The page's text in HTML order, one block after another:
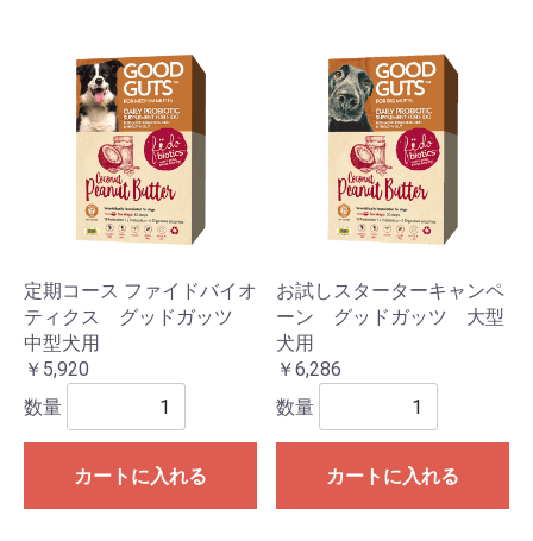
定期コース ファイドバイオ
ティクス グッドガッツ
中型犬用
￥5,920
数量
カートに入れる
お試しスターターキャンペ
ーン グッドガッツ 大型
犬用
￥6,286
数量
カートに入れる